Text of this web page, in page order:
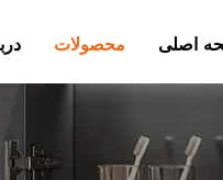
اصلی محصولات